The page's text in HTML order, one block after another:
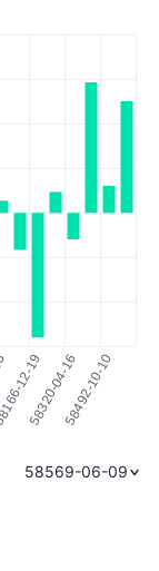
58569-06-09